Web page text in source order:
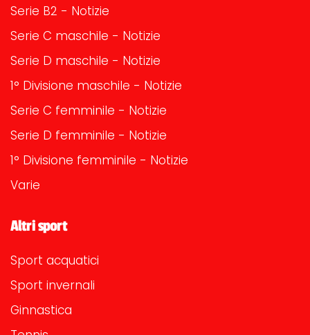
Serie B2 - Notizie
Serie C maschile - Notizie
Serie D maschile - Notizie
1° Divisione maschile - Notizie
Serie C femminile - Notizie
Serie D femminile - Notizie
1° Divisione femminile - Notizie
Varie
Altri sport
Sport acquatici
Sport invernali
Ginnastica